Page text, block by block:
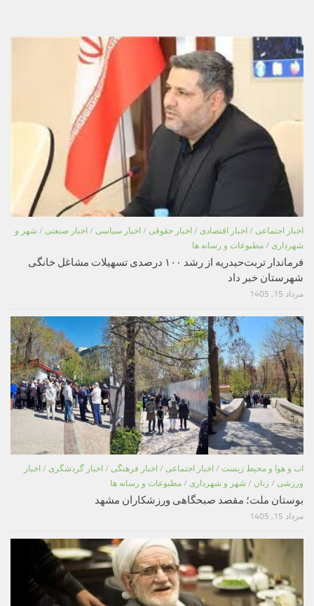
اخبار اجتماعی / اخبار اقتصادی / اخبار حقوقی / اخبار سیاسی / اخبار صنعتی / شهر و
شهرداری / مطبوعات و رسانه ها
فرماندار تربت‌حیدریه از رشد ۱۰۰ درصدی تسهیلات مشاغل خانگی
شهرستان خبر داد
مرداد 15, 1405
اب و هوا و محیط زیست / اخبار اجتماعی / اخبار فرهنگی / اخبار گردشگری / اخبار
ورزشی / زنان / شهر و شهرداری / مطبوعات و رسانه ها
بوستان ملت؛ مقصد صبحگاهی ورزشکاران مشهد
مرداد 15, 1405